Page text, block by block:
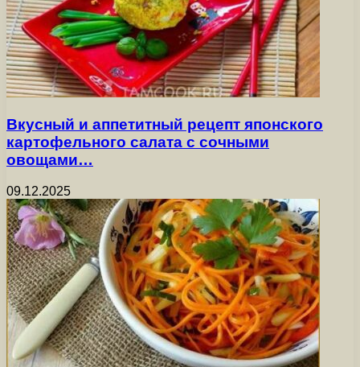
Вкусный и аппетитный рецепт японского
картофельного салата с сочными
овощами…
09.12.2025